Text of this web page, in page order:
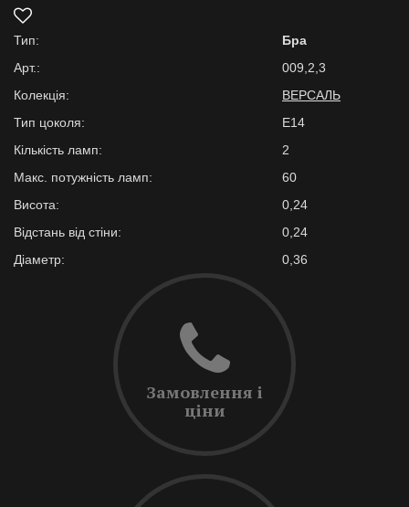
Тип:
Бра
Арт.:
009,2,3
Колекція:
ВЕРСАЛЬ
Тип цоколя:
E14
Кількість ламп:
2
Макс. потужність ламп:
60
Висота:
0,24
Відстань від стіни:
0,24
Діаметр:
0,36
Замовлення і
ціни